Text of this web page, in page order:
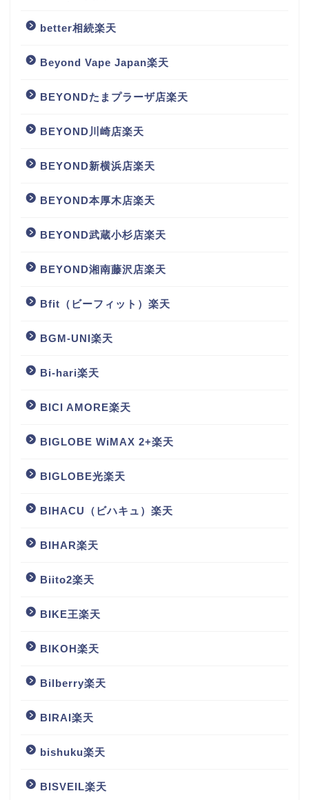
better相続楽天
Beyond Vape Japan楽天
BEYONDたまプラーザ店楽天
BEYOND川崎店楽天
BEYOND新横浜店楽天
BEYOND本厚木店楽天
BEYOND武蔵小杉店楽天
BEYOND湘南藤沢店楽天
Bfit（ビーフィット）楽天
BGM‐UNI楽天
Bi-hari楽天
BICI AMORE楽天
BIGLOBE WiMAX 2+楽天
BIGLOBE光楽天
BIHACU（ビハキュ）楽天
BIHAR楽天
Biito2楽天
BIKE王楽天
BIKOH楽天
Bilberry楽天
BIRAI楽天
bishuku楽天
BISVEIL楽天